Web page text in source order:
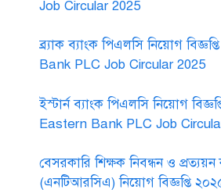
Job Circular 2025
ব্র্যাক ব্যাংক পিএলসি নিয়োগ
Bank PLC Job Circular 2025
ইস্টার্ন ব্যাংক পিএলসি নিয়োগ
Eastern Bank PLC Job
বেসরকারি শিক্ষক নিবন্ধন ও প্রত্যয়ন
(এনটিআরসিএ) নিয়োগ বিজ্ঞপ্তি